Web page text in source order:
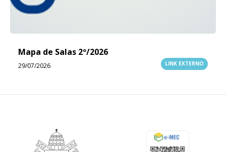
Mapa de Salas 2º/2026
29/07/2026 LINK EXTERNO